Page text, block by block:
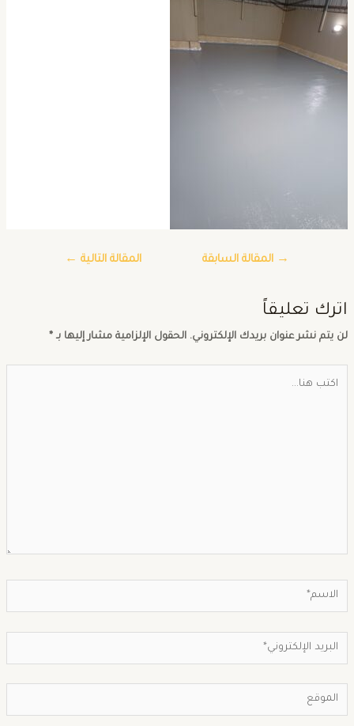
→المقالة السابقة المقالة التالية←
تعليقاً
يتم نشر عنوان بريدك الإلكتروني. الحقول الإلزامية مشار إليها بـ *